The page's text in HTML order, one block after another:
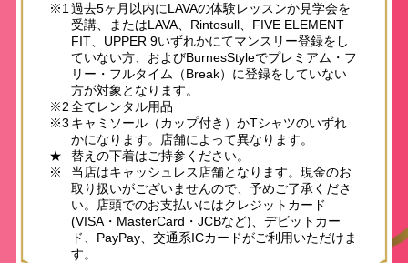
※1 過去5ヶ月以内にLAVAの体験レッスンか見学会を
受講、またはLAVA、Rintosull、FIVE ELEMENT
FIT、UPPER 9いずれかにてマンスリー登録をし
ていない方、およびBurnesStyleでプレミアム・フ
リー・フルタイム（Break）に登録をしていない
方が対象となります。
※2全てレンタル用品
※3 キャミソール（カップ付き）かTシャツのいずれ
かになります。店舗によって異なります。
★
替えの下着はご持参ください。
※
当店はキャッシュレス店舗となります。現金のお
取り扱いがございませんので、予めご了承くださ
い。店頭でのお支払いにはクレジットカード
(VISA・MasterCard・JCBなど)、デビットカー
ド、PayPay、交通系ICカードがご利用いただけま
す。